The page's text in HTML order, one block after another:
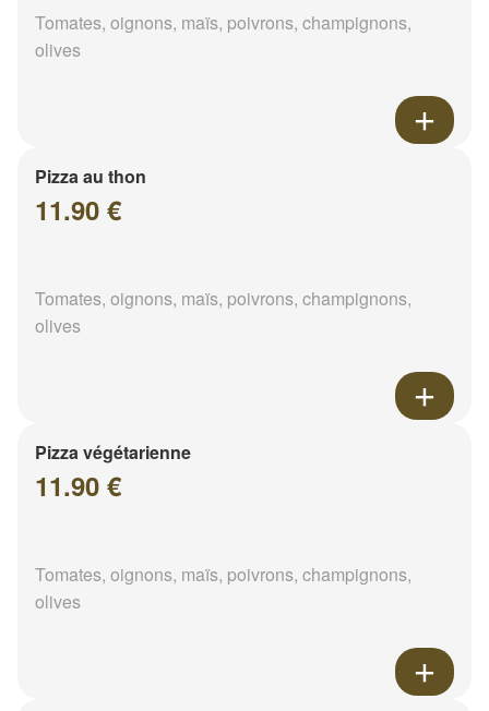
Tomates, oignons, maïs, poivrons, champignons,
olives
Pizza au thon
11.90 €
Tomates, oignons, maïs, poivrons, champignons,
olives
Pizza végétarienne
11.90 €
Tomates, oignons, maïs, poivrons, champignons,
olives